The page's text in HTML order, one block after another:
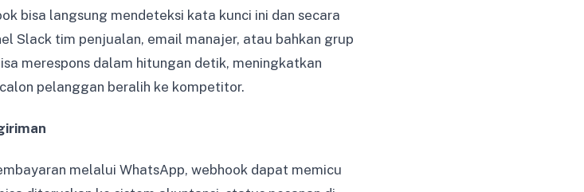
bisa langsung mendeteksi kata kunci ini dan secara
Slack tim penjualan, email manajer, atau bahkan grup
merespons dalam hitungan detik, meningkatkan
pelanggan beralih ke kompetitor.
melalui WhatsApp, webhook dapat memicu